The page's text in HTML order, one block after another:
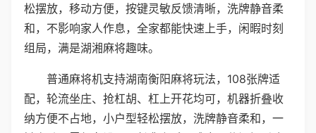
松摆放，移动方便，按键灵敏反馈清晰，洗牌静音柔
和，不影响家人作息，全家都能快速上手，闲暇时刻
组局，满是湖湘麻将趣味。
普通麻将机支持湖南衡阳麻将玩法，108张牌适
配，轮流坐庄、抢杠胡、杠上开花均可，机器折叠收
纳方便不占地，小户型轻松摆放，洗牌静音柔和，一